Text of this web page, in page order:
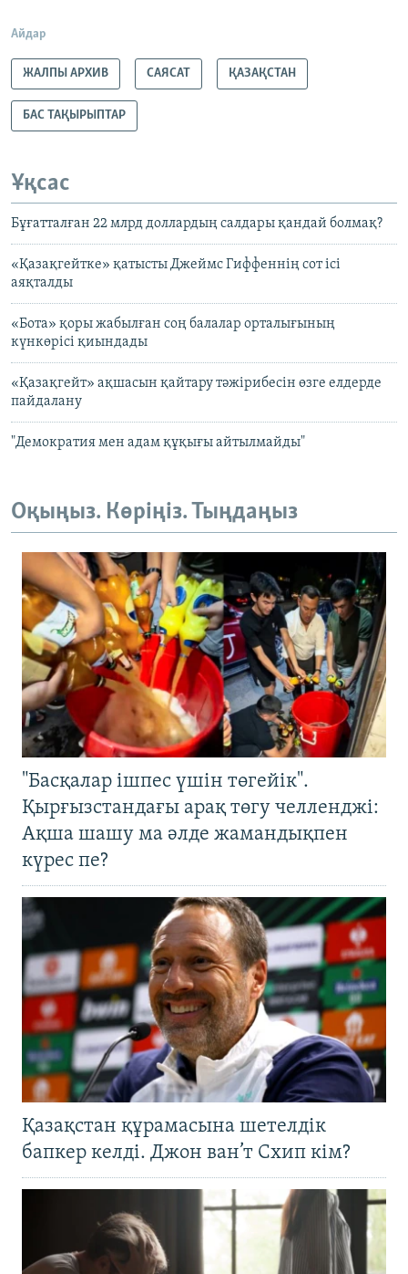
Айдар
ЖАЛПЫ АРХИВ САЯСАТ ҚАЗАҚСТАН
БАС ТАҚЫРЫПТАР
Ұқсас
Бұғатталған 22 млрд доллардың салдары қандай болмақ?
«Қазақгейтке» қатысты Джеймс Гиффеннің сот ісі
аяқталды
«Бота» қоры жабылған соң балалар орталығының
күнкөрісі қиындады
«Қазақгейт» ақшасын қайтару тәжірибесін өзге елдерде
пайдалану
"Демократия мен адам құқығы айтылмайды"
Оқыңыз. Көріңіз. Тыңдаңыз
"Басқалар ішпес үшін төгейік".
Қырғызстандағы арақ төгу челленджі:
Ақша шашу ма әлде жамандықпен
күрес пе?
Қазақстан құрамасына шетелдік
бапкер келді. Джон ван’т Схип кім?